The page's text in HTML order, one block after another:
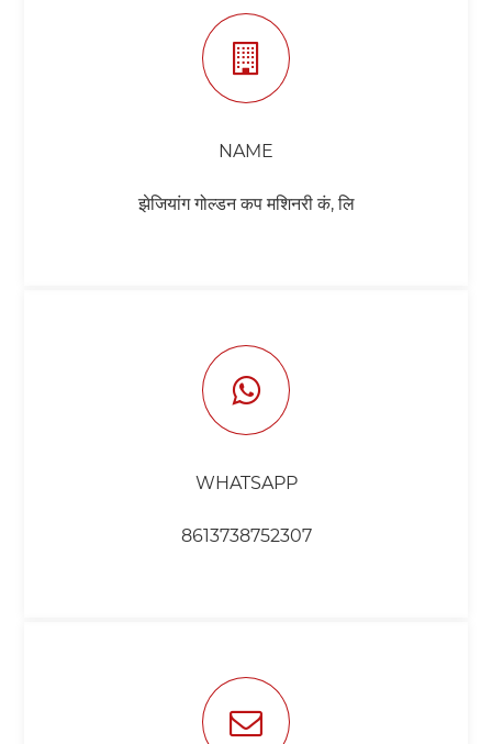
NAME
झेजियांग गोल्डन कप मशिनरी कं, लि
WHATSAPP
8613738752307